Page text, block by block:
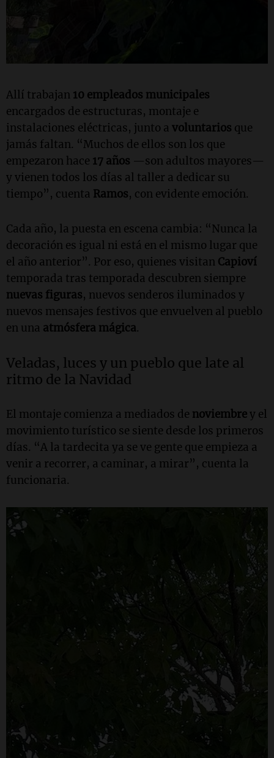
Allí trabajan 10 empleados municipales
encargados de estructuras, montaje e
instalaciones eléctricas, junto a voluntarios que
jamás faltan. “Muchos de ellos son los que
empezaron hace 17 años —son adultos mayores—
y vienen todos los días al taller a dedicar su
tiempo”, cuenta Ramos, con evidente emoción.
Cada año, la puesta en escena cambia: “Nunca la
decoración es igual ni está en el mismo lugar que
el año anterior”. Por eso, quienes visitan Capioví
temporada tras temporada descubren siempre
nuevas figuras, nuevos senderos iluminados y
nuevos mensajes festivos que envuelven al pueblo
en una atmósfera mágica.
Veladas, luces y un pueblo que late al
ritmo de la Navidad
El montaje comienza a mediados de noviembrey el
movimiento turístico se siente desde los primeros
días. “A la tardecita ya se ve gente que empieza a
venir a recorrer, a caminar, a mirar”, cuenta la
funcionaria.